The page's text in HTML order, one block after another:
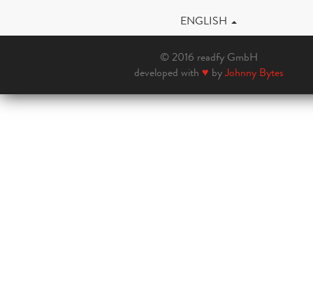
ENGLISH
© 2016 readfy GmbH
developed with ♥ byJohnny Bytes